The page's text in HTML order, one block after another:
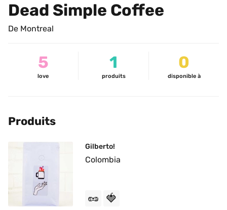
Dead Simple Coffee
De Montreal
5
love
1
produits
0
disponible à
Produits
Gilberto!
Colombia
🥜 🍓